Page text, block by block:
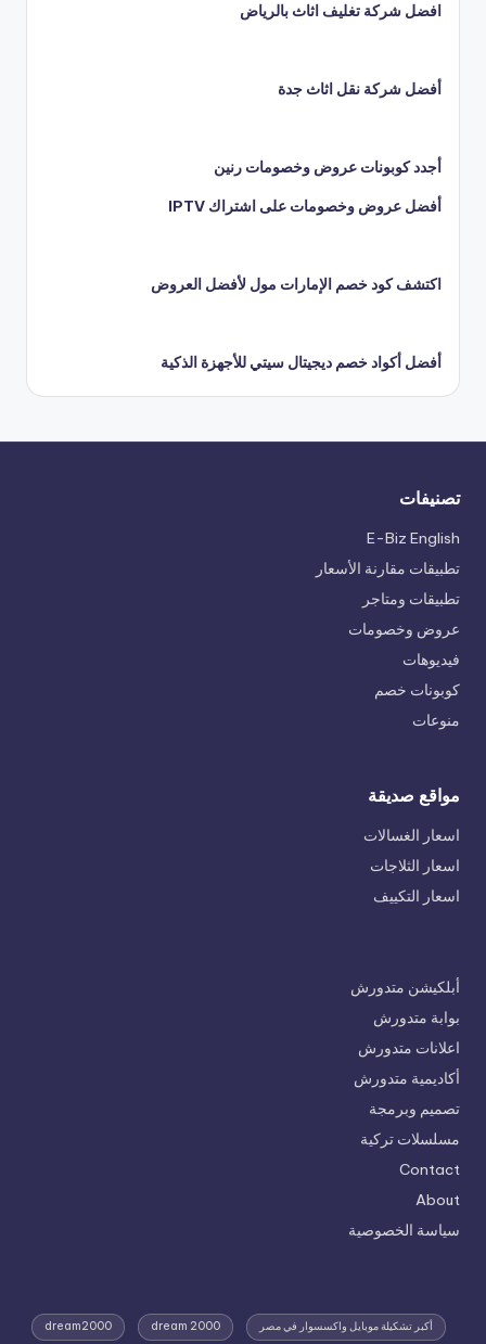
افضل شركة تغليف اثاث بالرياض
أفضل شركة نقل اثاث جدة
أجدد كوبونات عروض وخصومات رنين
أفضل عروض وخصومات على اشتراك IPTV
اكتشف كود خصم الإمارات مول لأفضل العروض
أفضل أكواد خصم ديجيتال سيتي للأجهزة الذكية
تصنيفات
E-Biz English
تطبيقات مقارنة الأسعار
تطبيقات ومتاجر
عروض وخصومات
فيديوهات
كوبونات خصم
منوعات
مواقع صديقة
اسعار الغسالات
اسعار الثلاجات
اسعار التكييف
أبلكيشن متدورش
بوابة متدورش
اعلانات متدورش
أكاديمية متدورش
تصميم وبرمجة
مسلسلات تركية
Contact
About
سياسة الخصوصية
dream2000 dream 2000 أكبر تشكيلة موبايل واكسسوار في مصر